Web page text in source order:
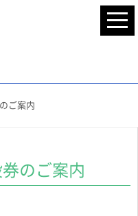
ご案内
のご案内